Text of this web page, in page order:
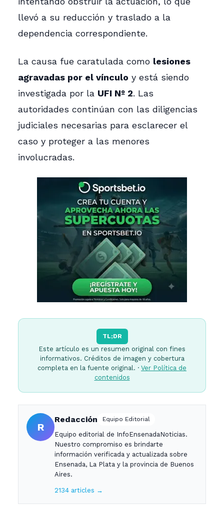
llevó a su reducción y traslado a la
dependencia correspondiente.
La causa fue caratulada como lesiones
agravadas por el vínculo y está siendo
investigada por la UFI Nº 2. Las
autoridades continúan con las diligencias
judiciales necesarias para esclarecer el
caso y proteger a las menores
involucradas.
TL;DR
Este artículo es un resumen original con fines
informativos. Créditos de imagen y cobertura
completa en la fuente original. · Ver Política de
contenidos
R
Redacción Equipo Editorial
Equipo editorial de InfoEnsenadaNoticias.
Nuestro compromiso es brindarte
información verificada y actualizada sobre
Ensenada, La Plata y la provincia de Buenos
Aires.
2134 articles →